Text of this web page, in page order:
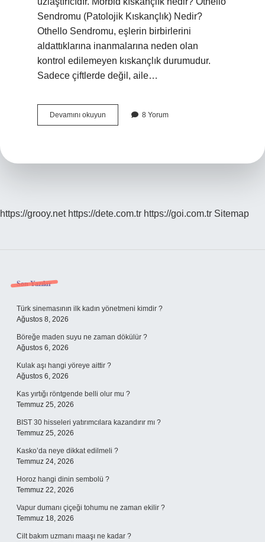
Sendromu (Patolojik Kıskançlık) Nedir?
Othello Sendromu, eşlerin birbirlerini
aldattıklarına inanmalarına neden olan
kontrol edilemeyen kıskançlık durumudur.
Sadece çiftlerde değil, aile…
Devamını okuyun Paranoyak
Kıskançlık
8 Yorum
https://grooy.net https://dete.com.tr https://goi.com.tr Sitemap
Sidebar
Son Yazılar
Türk sinemasının ilk kadın yönetmeni kimdir ?
Ağustos 8, 2026
Böreğe maden suyu ne zaman dökülür ?
Ağustos 6, 2026
Kulak aşı hangi yöreye aittir ?
Ağustos 6, 2026
Kas yırtığı röntgende belli olur mu ?
Temmuz 25, 2026
BIST 30 hisseleri yatırımcılara kazandırır mı ?
Temmuz 25, 2026
Kasko’da neye dikkat edilmeli ?
Temmuz 24, 2026
Horoz hangi dinin sembolü ?
Temmuz 22, 2026
Vapur dumanı çiçeği tohumu ne zaman ekilir ?
Temmuz 18, 2026
Cilt bakım uzmanı maaşı ne kadar ?